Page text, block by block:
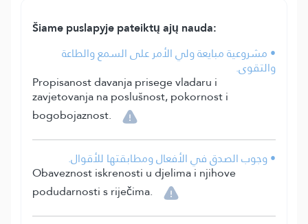
Šiame puslapyje pateiktų ajų nauda:
• مشروعية مبايعة ولي الأمر على السمع والطاعة
والتقوى.
Propisanost davanja prisege vladaru i
zavjetovanja na poslušnost, pokornost i
bogobojaznost.
• وجوب الصدق في الأفعال ومطابقتها للأقوال.
Obaveznost iskrenosti u djelima i njihove
podudarnosti s riječima.